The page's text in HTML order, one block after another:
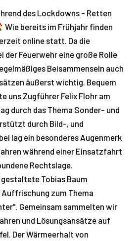
des Lockdowns - Retten
Wie bereits im Frühjahr finden
online statt. Da die
der Feuerwehr eine große Rolle
Beisammensein auch
äußerst wichtig. Bequem
uns Zugführer Felix Flohr am
durch das Thema Sonder- und
durch Bild-, und
lag ein besonderes Augenmerk
während einer Einsatzfahrt
Rechtslage.
Tobias Baum
zum Thema
Gemeinsam sammelten wir
und Lösungsansätze auf
Der Wärmeerhalt von